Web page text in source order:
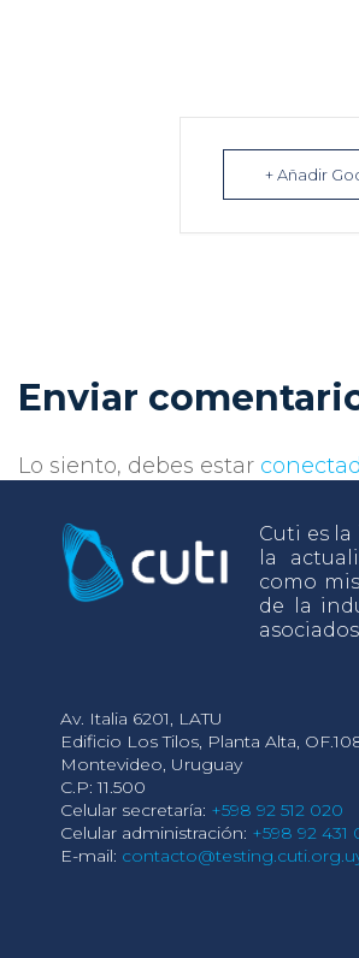
+ Añadir
Enviar
Lo siento, debes estar
Cuti es la
la
como
de la
Av. Italia 6201, LATU
Edificio Los Tilos, Planta Alta,
Montevideo, Uruguay
C.P: 11.500
Celular secretaría: +598 92 512 020
Celular administración: +598 92 431
E-mail: